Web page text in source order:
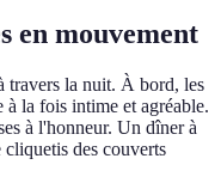
en mouvement
travers la nuit. À bord, les
à la fois intime et agréable.
à l'honneur. Un dîner à
des couverts